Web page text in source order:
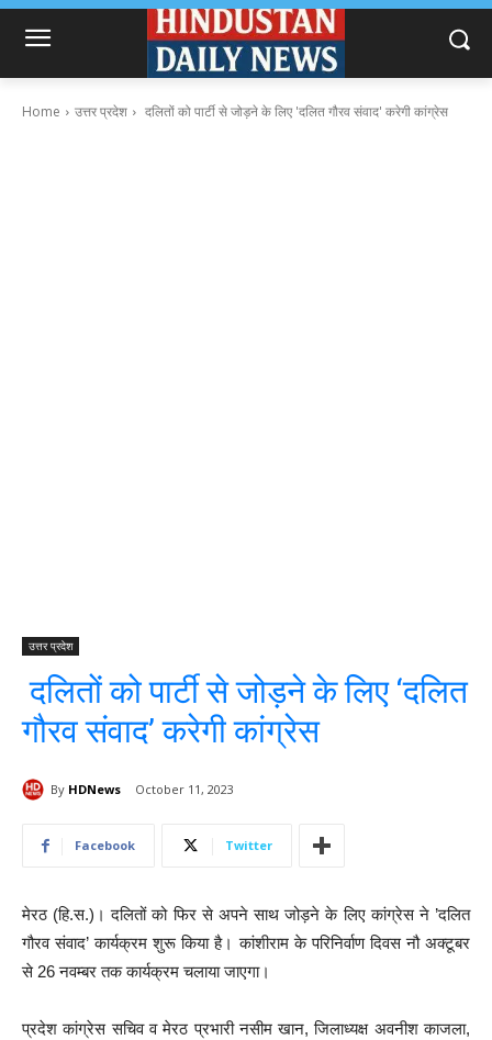
Home उत्तर प्रदेश दलितों को पार्टी से जोड़ने के लिए 'दलित गौरव संवाद' करेगी कांग्रेस
उत्तर प्रदेश
दलितों को पार्टी से जोड़ने के लिए ‘दलित
गौरव संवाद’ करेगी कांग्रेस
By HDNews October 11, 2023
Facebook Twitter
मेरठ (हि.स.)। दलितों को फिर से अपने साथ जोड़ने के लिए कांग्रेस ने ’दलित
गौरव संवाद’ कार्यक्रम शुरू किया है। कांशीराम के परिनिर्वाण दिवस नौ अक्टूबर
से 26 नवम्बर तक कार्यक्रम चलाया जाएगा।
प्रदेश कांग्रेस सचिव व मेरठ प्रभारी नसीम खान, जिलाध्यक्ष अवनीश काजला,